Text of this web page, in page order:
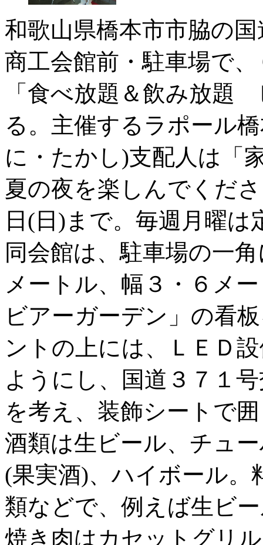
和歌山県橋本市市脇の
商工会館前・駐車場で
「食べ放題＆飲み放題
る。主催するラポール
に・たかし)支配人は「
夏の夜を楽しんでくだ
日(日)まで。毎週月曜は
同会館は、駐車場の一
メートル、幅３・６メ
ビアーガーデン」の看
ントの上には、ＬＥＤ
ようにし、国道３７１
を考え、装飾シートで
酒類は生ビール、チュ
(果実酒)、ハイボール。
類などで、例えば生ビ
焼き肉はカセットグリ